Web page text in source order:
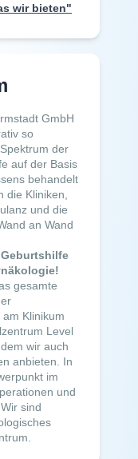
wir bieten"
GmbH
so
der
auf der Basis
behandelt
die Kliniken,
und die
an Wand
gesamte
Klinikum
Level
wir auch
anbieten. In
im
und
sind